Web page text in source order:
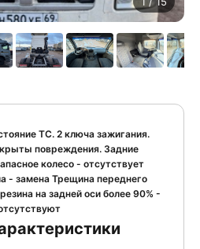
ТС. 2 ключа зажигания.
повреждения. Задние
колесо - отсутствует
- замена Трещина переднего
на задней оси более 90% -